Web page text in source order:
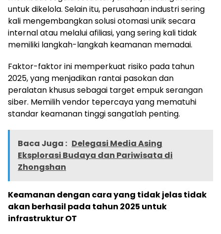
untuk dikelola. Selain itu, perusahaan industri sering
kali mengembangkan solusi otomasi unik secara
internal atau melalui afiliasi, yang sering kali tidak
memiliki langkah-langkah keamanan memadai.
Faktor-faktor ini memperkuat risiko pada tahun
2025, yang menjadikan rantai pasokan dan
peralatan khusus sebagai target empuk serangan
siber. Memilih vendor tepercaya yang mematuhi
standar keamanan tinggi sangatlah penting.
Baca Juga : Delegasi Media Asing
Eksplorasi Budaya dan Pariwisata di
Zhongshan
Keamanan dengan cara yang tidak jelas tidak
akan berhasil pada tahun 2025 untuk
infrastruktur OT